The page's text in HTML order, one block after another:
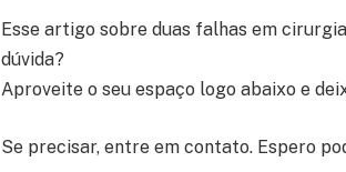
Esse artigo sobre duas falhas em
dúvida?
Aproveite o seu espaço logo abaixo e
Se precisar, entre em contato. Espero